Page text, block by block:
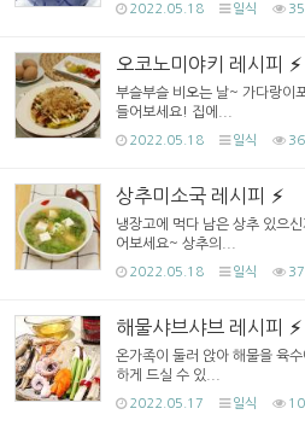
2022.05.18 일식
오코노미야키 레시피
부슬부슬 비오는 날~ 가다랑이
들어보세요! 집에...
2022.05.18 일식
상추미소국 레시피
냉장고에 먹다 남은 상추 있으
어보세요~ 상추의...
2022.05.18 일식
해물샤브샤브 레시피
온가족이 둘러 앉아 해물을 육
하게 드실 수 있...
2022.05.17 일식